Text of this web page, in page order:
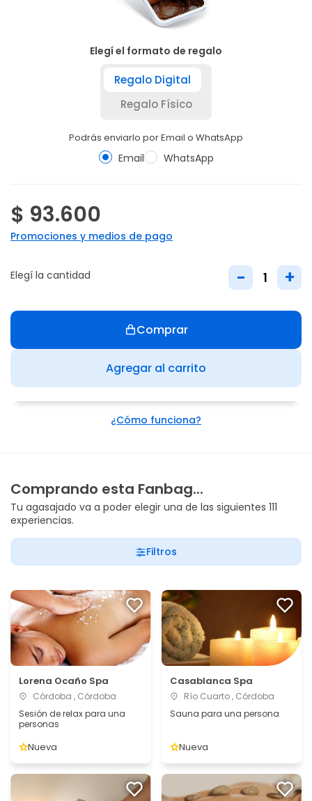
Elegí el formato de regalo
Regalo Digital
Regalo Físico
Podrás enviarlo por Email o WhatsApp
Email WhatsApp
$ 93.600
Promociones y medios de pago
Elegí la cantidad - +
Agregar al carrito
Comprar
¿Cómo funciona?
Comprando esta Fanbag...
Tu agasajado va a poder elegir una de las siguientes 111
experiencias.
Filtros
Lorena Ocaño Spa
Córdoba , Córdoba
Sesión de relax para una
personas
Nueva
Casablanca Spa
Río Cuarto , Córdoba
Sauna para una persona
Nueva